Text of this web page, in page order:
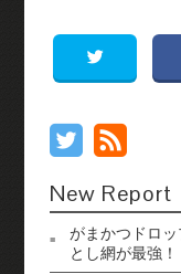
New Report
がまかつドロ
とし網が最強！